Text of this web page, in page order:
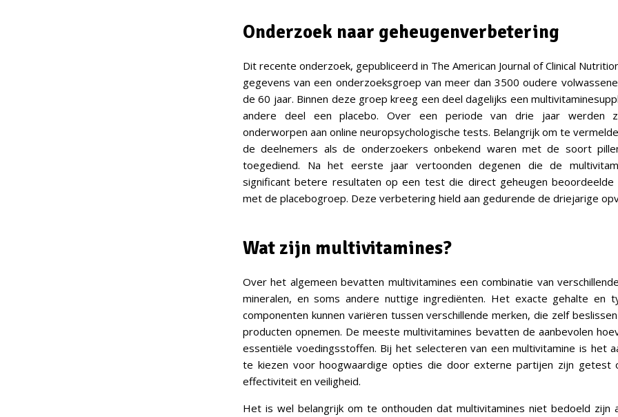
Onderzoek naar geheugenverbetering
Dit recente onderzoek, gepubliceerd in The American Journal of Clinical
gegevens van een onderzoeksgroep van meer dan 3500 oudere
de 60 jaar. Binnen deze groep kreeg een deel dagelijks een
andere deel een placebo. Over een periode van drie jaar werden
onderworpen aan online neuropsychologische tests. Belangrijk om te
de deelnemers als de onderzoekers onbekend waren met de soort
toegediend. Na het eerste jaar vertoonden degenen die de
significant betere resultaten op een test die direct geheugen beoordeelde
met de placebogroep. Deze verbetering hield aan gedurende de driejarige
Wat zijn multivitamines?
Over het algemeen bevatten multivitamines een combinatie van
mineralen, en soms andere nuttige ingrediënten. Het exacte gehalte en
componenten kunnen variëren tussen verschillende merken, die zelf
producten opnemen. De meeste multivitamines bevatten de aanbevolen
essentiële voedingsstoffen. Bij het selecteren van een multivitamine is het
te kiezen voor hoogwaardige opties die door externe partijen zijn getest
effectiviteit en veiligheid.
Het is wel belangrijk om te onthouden dat multivitamines niet bedoeld zijn